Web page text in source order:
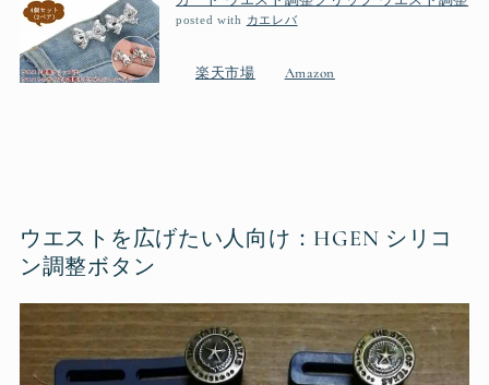
posted with カエレバ
楽天市場 Amazon
ウエストを広げたい人向け：HGEN シリコ
ン調整ボタン